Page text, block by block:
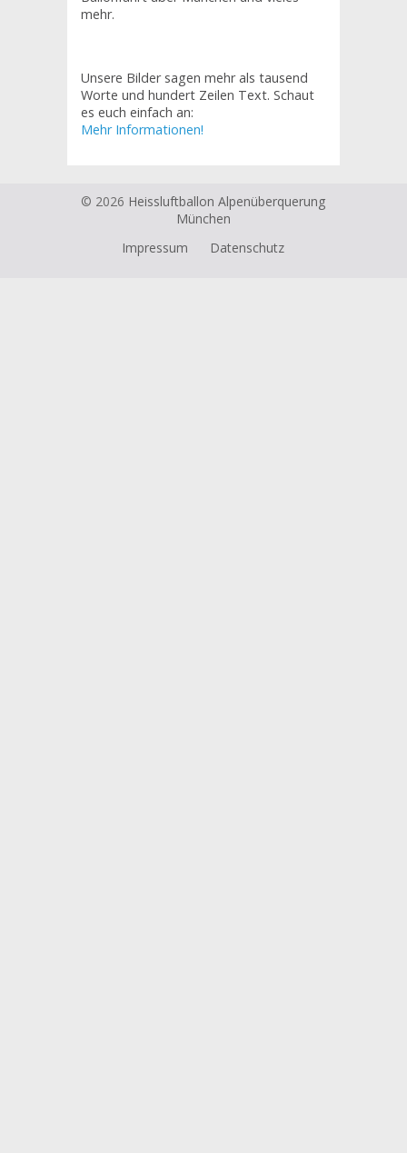
mehr.
Unsere Bilder sagen mehr als tausend
Worte und hundert Zeilen Text. Schaut
es euch einfach an:
Mehr Informationen!
© 2026 Heissluftballon Alpenüberquerung
München
Impressum
Datenschutz